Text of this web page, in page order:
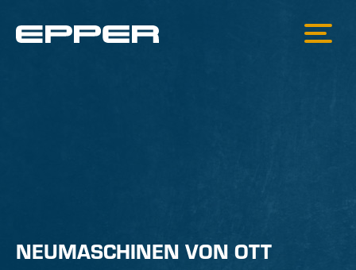
NEUMASCHINEN VON OTT